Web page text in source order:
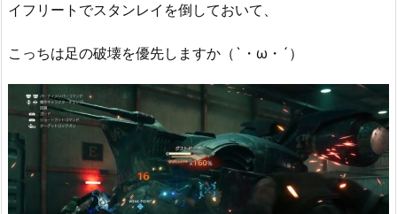
イフリートでスタンレイを倒しておいて、
こっちは足の破壊を優先しますか（`・ω・´）